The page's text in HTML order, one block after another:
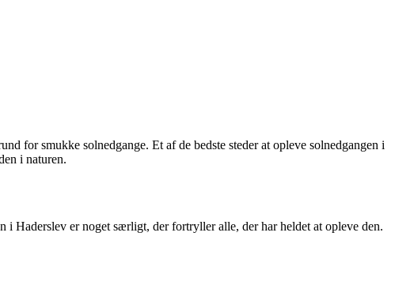
for smukke solnedgange. Et af de bedste steder at opleve solnedgangen i
i naturen.
i Haderslev er noget særligt, der fortryller alle, der har heldet at opleve den.